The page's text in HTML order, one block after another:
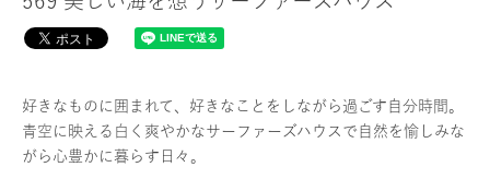
好きなものに囲まれて、好きなことをしながら過ごす自分時間。
青空に映える白く爽やかなサーファーズハウスで自然を愉しみな
がら心豊かに暮らす日々。